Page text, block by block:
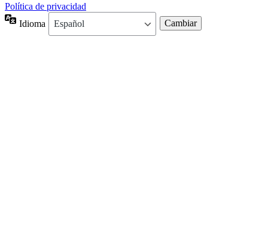
Política de privacidad
Idioma